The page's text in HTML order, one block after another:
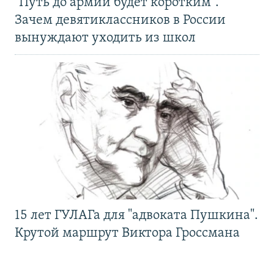
"Путь до армии будет коротким".
Зачем девятиклассников в России
вынуждают уходить из школ
15 лет ГУЛАГа для "адвоката Пушкина".
Крутой маршрут Виктора Гроссмана